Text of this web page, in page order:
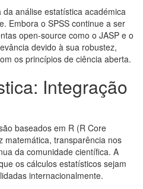
análise estatística académica
Embora o SPSS continue a ser
open-source como o JASP e o
devido à sua robustez,
os princípios de ciência aberta.
Integração
baseados em R (R Core
matemática, transparência nos
da comunidade científica. A
os cálculos estatísticos sejam
internacionalmente.